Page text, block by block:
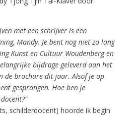
met een schrijver is een
Mandy. Je bent nog niet zo lang
Kunst en Cultuur Woudenberg en
bijdrage geleverd aan het
de brochure dit jaar. Alsof je op
gesprongen. Hoe ben je
schilderdocent) hoorde ik begin